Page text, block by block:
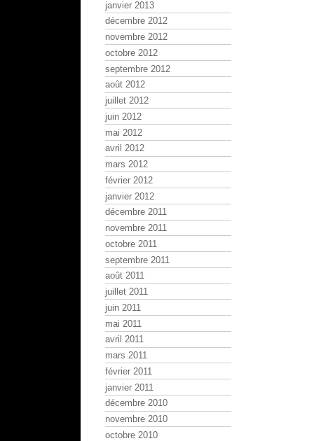
janvier 2013
décembre 2012
novembre 2012
octobre 2012
septembre 2012
août 2012
juillet 2012
juin 2012
mai 2012
avril 2012
mars 2012
février 2012
janvier 2012
décembre 2011
novembre 2011
octobre 2011
septembre 2011
août 2011
juillet 2011
juin 2011
mai 2011
avril 2011
mars 2011
février 2011
janvier 2011
décembre 2010
novembre 2010
octobre 2010